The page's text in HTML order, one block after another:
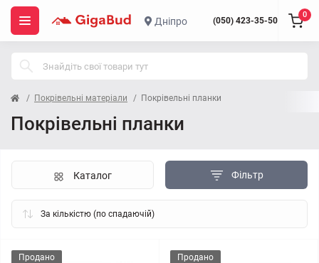
Дніпро (050) 423-35-50
0
Покрівельні матеріали Покрівельні планки
Покрівельні планки
Фільтр
Каталог
Продано Продано